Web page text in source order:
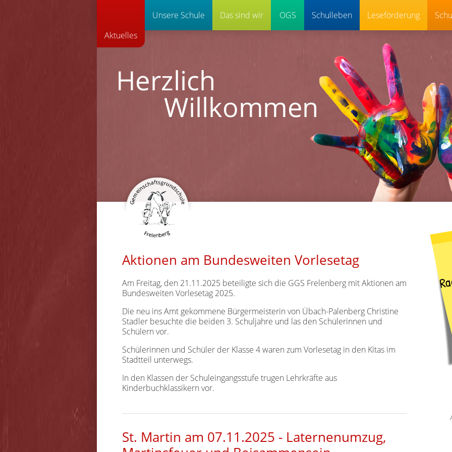
Aktuelles
Unsere Schule Das sind wir OGS Schulleben Leseförderung
Aktionen am Bundesweiten Vorlesetag
Am Freitag, den 21.11.2025 beteiligte sich die GGS Frelenberg mit Aktionen am
Bundesweiten Vorlesetag 2025.
Die neu ins Amt gekommene Bürgermeisterin von Übach-Palenberg Christine
Stadler besuchte die beiden 3. Schuljahre und las den Schülerinnen und
Schülern vor.
Schülerinnen und Schüler der Klasse 4 waren zum Vorlesetag in den Kitas im
Stadtteil unterwegs.
In den Klassen der Schuleingangsstufe trugen Lehrkräfte aus
Kinderbuchklassikern vor.
St. Martin am 07.11.2025 - Laternenumzug,